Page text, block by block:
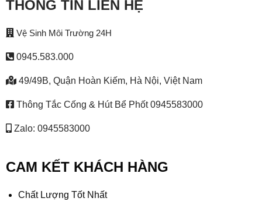
THÔNG TIN LIÊN HỆ
Vệ Sinh Môi Trường 24H
0945.583.000
49/49B, Quận Hoàn Kiếm, Hà Nội, Việt Nam
Thông Tắc Cống & Hút Bể Phốt 0945583000
Zalo: 0945583000
CAM KẾT KHÁCH HÀNG
Chất Lượng Tốt Nhất